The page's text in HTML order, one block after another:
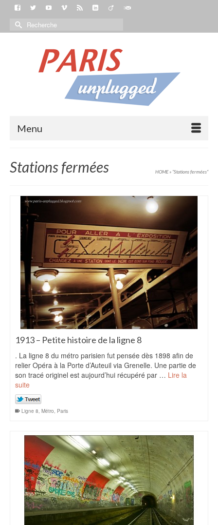
Menu
Stations fermées HOME» “Stations fermées“
1913 – Petite histoire de la ligne 8
. La ligne 8 du métro parisien fut pensée dès 1898 afin de
relier Opéra à la Porte d’Auteuil via Grenelle. Une partie de
son tracé originel est aujourd’hui récupéré par … Lire la
suite
Ligne 8, Métro, Paris